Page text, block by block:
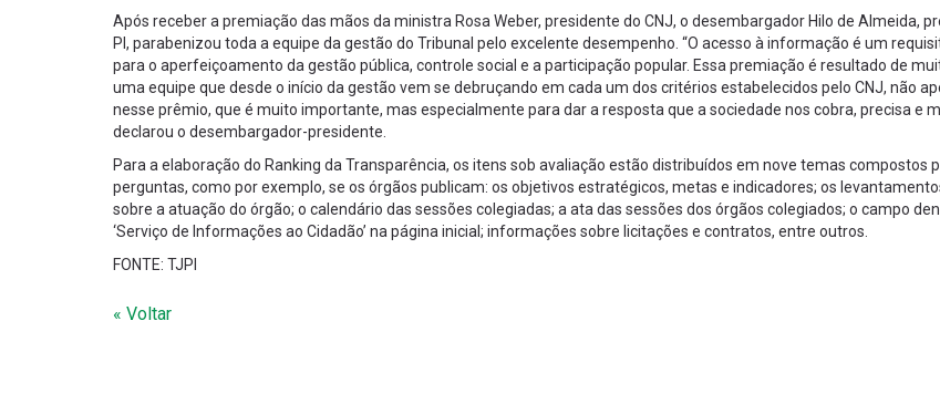
Após receber a premiação das mãos da ministra Rosa Weber, presidente do CNJ, o desembargador Hilo de Almeida,
PI, parabenizou toda a equipe da gestão do Tribunal pelo excelente desempenho. “O acesso à informação é um
para o aperfeiçoamento da gestão pública, controle social e a participação popular. Essa premiação é resultado de
uma equipe que desde o início da gestão vem se debruçando em cada um dos critérios estabelecidos pelo CNJ, não
nesse prêmio, que é muito importante, mas especialmente para dar a resposta que a sociedade nos cobra, precisa e
declarou o desembargador-presidente.
Para a elaboração do Ranking da Transparência, os itens sob avaliação estão distribuídos em nove temas compostos
perguntas, como por exemplo, se os órgãos publicam: os objetivos estratégicos, metas e indicadores; os
sobre a atuação do órgão; o calendário das sessões colegiadas; a ata das sessões dos órgãos colegiados; o campo
‘Serviço de Informações ao Cidadão’ na página inicial; informações sobre licitações e contratos, entre outros.
FONTE: TJPI
« Voltar